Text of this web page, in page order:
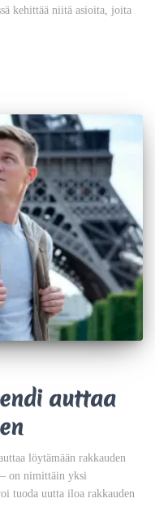
kehittää niitä asioita, joita
auttaa
löytämään rakkauden
on nimittäin yksi
tuoda uutta iloa rakkauden